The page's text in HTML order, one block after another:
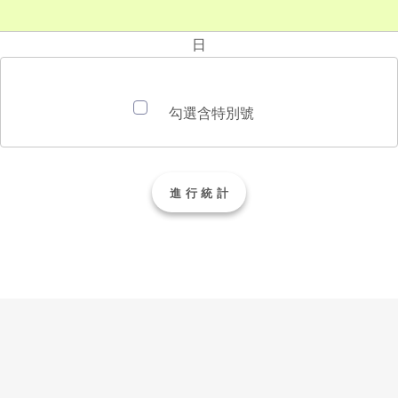
日
勾選含特別號